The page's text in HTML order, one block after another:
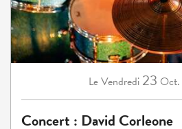
LeVendredi 23 Oct.
Concert : David Corleone